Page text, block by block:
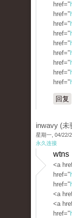
href="
href="
href="
href="
href="
href="
href="
href="
href="
回复
inwavy (未
星期一, 04/22/
永久连接
wtns
<a
href="
href="
<a
<a
href="